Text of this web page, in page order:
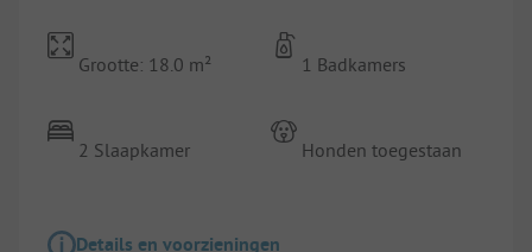
Grootte: 18.0 m²
2 Slaapkamer
1 Badkamers
Honden toegestaan
Details en voorzieningen